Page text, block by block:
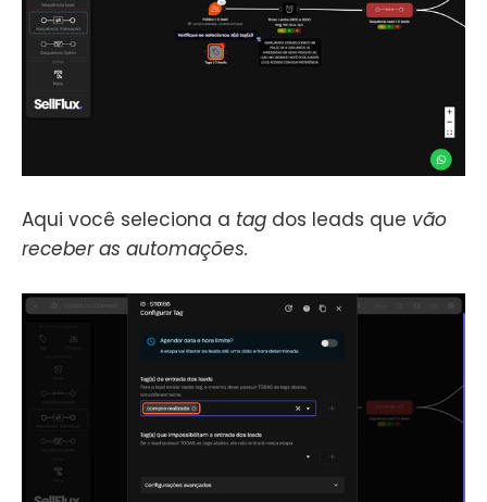
Aqui você seleciona a tag dos leads que vão
receber as automações.